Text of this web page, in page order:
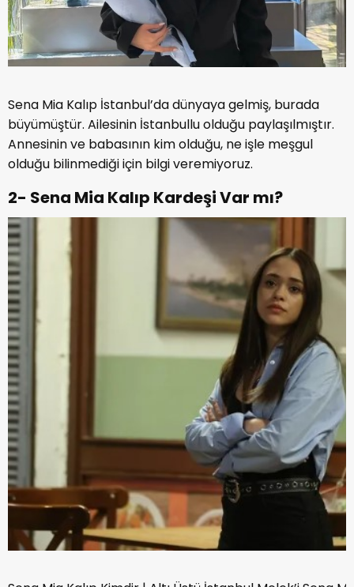
Sena Mia Kalıp İstanbul’da dünyaya gelmiş, burada
büyümüştür. Ailesinin İstanbullu olduğu paylaşılmıştır.
Annesinin ve babasının kim olduğu, ne işle meşgul
olduğu bilinmediği için bilgi veremiyoruz.
2- Sena Mia Kalıp Kardeşi Var mı?